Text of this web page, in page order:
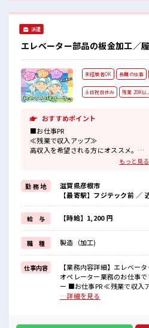
派遣
エレベーター部品の板金加工／
未経験者OK 長期の仕事
土日祝日休み 残業 20H以
おすすめポイント
■お仕事PR
≪残業で収入アップ≫
高収入を希望される方にオススメ。
残業は月20時間以上あります♪
週末は家族や友人と一緒にプライベー
≪機能的な制服アリ≫
制服があるので、
毎日の服装の悩み解消♪
≪未経験でも活躍できる≫
新しいことにチャレンジするのは不安だ
しっかり働く環境が整っています！
イチからスキルUP・ステップUP目指し
≪自分に向いている仕事が探せる≫
困った事などがあれば、
担当がしっかりサポートします！
■職場の雰囲気
私物の置きすぎには注意が必要ですね
もっと見る
勤 務 地
滋賀県彦根市
【最寄駅】フジテック前 ／
給 与 【時給】1,200 円
職 種 製造（加工)
仕事内容
【業務内容詳細】エレベー
オペレーター業務のお仕事
ー ■お仕事PR ≪残業で収入アップ≫ 高収入を希望される方に
オススメ。 残業は月20時間
も活躍できる≫ 新しいこと
…詳細を見る